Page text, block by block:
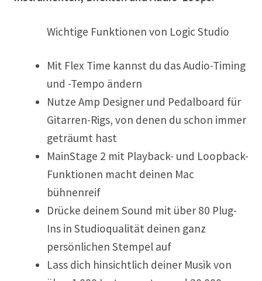
Wichtige Funktionen von Logic Studio
Mit Flex Time kannst du das Audio-Timing
und -Tempo ändern
Nutze Amp Designer und Pedalboard für
Gitarren-Rigs, von denen du schon immer
geträumt hast
MainStage 2 mit Playback- und Loopback-
Funktionen macht deinen Mac
bühnenreif
Drücke deinem Sound mit über 80 Plug-
Ins in Studioqualität deinen ganz
persönlichen Stempel auf
Lass dich hinsichtlich deiner Musik von